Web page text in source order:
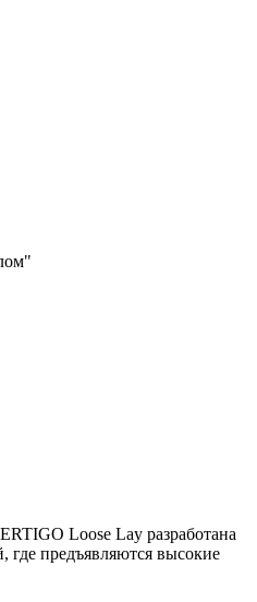
Loose Lay разработана
где предъявляются высокие